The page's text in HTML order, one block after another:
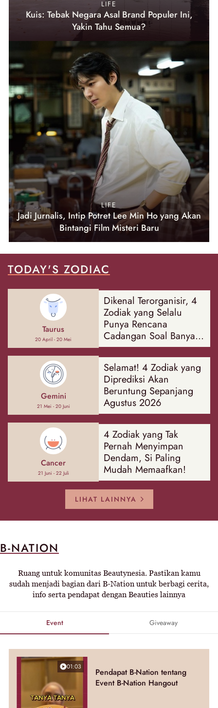
LIFE
Kuis: Tebak Negara Asal Brand Populer Ini,
Yakin Tahu Semua?
LIFE
Jadi Jurnalis, Intip Potret Lee Min Ho yang Akan
Bintangi Film Misteri Baru
TODAY'S ZODIAC
Taurus
20 April - 20 Mei
Dikenal Terorganisir, 4
Zodiak yang Selalu
Punya Rencana
Cadangan Soal Banyak
Hal
Gemini
21 Mei - 20 Juni
Selamat! 4 Zodiak yang
Diprediksi Akan
Beruntung Sepanjang
Agustus 2026
Cancer
21 Juni - 22 Juli
4 Zodiak yang Tak
Pernah Menyimpan
Dendam, Si Paling
Mudah Memaafkan!
LIHAT LAINNYA
B-NATION
Ruang untuk komunitas Beautynesia. Pastikan kamu
sudah menjadi bagian dari B-Nation untuk berbagi cerita,
info serta pendapat dengan Beauties lainnya
Event Giveaway
01:03
Pendapat B-Nation tentang
Event B-Nation Hangout